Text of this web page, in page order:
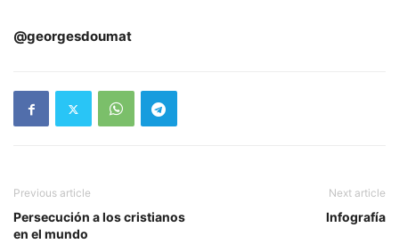
@georgesdoumat
Previous article
Persecución a los cristianos
en el mundo
Next article
Infografía